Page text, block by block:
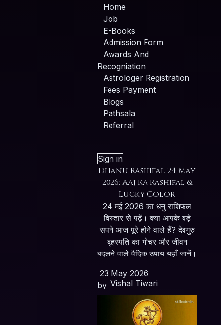
Home
Job
E-Books
Admission Form
Awards And
Recogniation
Astrologer Registration
Fees Payment
Blogs
Pathsala
Referral
Sign in
Dhanu Rashifal 24 May
2026: Aaj Ka Rashifal &
Lucky Color
24 मई 2026 का धनु राशिफल
विस्तार से पढ़ें। क्या आपके बड़े
सपने आज पूरे होने वाले हैं? देवगुरु
बृहस्पति का गोचर और जीवन
बदलने वाले वैदिक उपाय यहाँ जानें।
23 May 2026
by Vishal Tiwari